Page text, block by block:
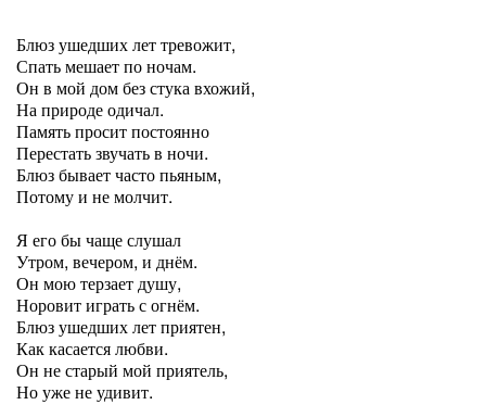
Блюз ушедших лет тревожит,
Спать мешает по ночам.
Он в мой дом без стука вхожий,
На природе одичал.
Память просит постоянно
Перестать звучать в ночи.
Блюз бывает часто пьяным,
Потому и не молчит.
Я его бы чаще слушал
Утром, вечером, и днём.
Он мою терзает душу,
Норовит играть с огнём.
Блюз ушедших лет приятен,
Как касается любви.
Он не старый мой приятель,
Но уже не удивит.